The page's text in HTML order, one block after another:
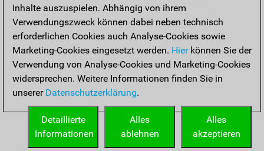
Startseite
Inhalte auszuspielen. Abhängig von ihrem
Verwendungszweck können dabei neben technisch
erforderlichen Cookies auch Analyse-Cookies sowie
Marketing-Cookies eingesetzt werden. Hierkönnen Sie der
Verwendung von Analyse-Cookies und Marketing-Cookies
widersprechen. Weitere Informationen finden Sie in
unserer Datenschutzerklärung.
Alles
akzeptieren
Alles
ablehnen
Detaillierte
Informationen